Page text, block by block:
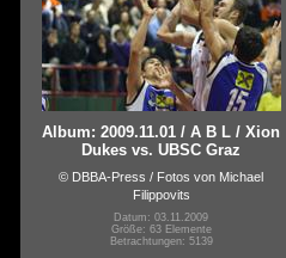
Album: 2009.11.01 / A B L / Xion
Dukes vs. UBSC Graz
© DBBA-Press / Fotos von Michael
Filippovits
Datum: 03.11.2009
Größe: 63 Elemente
Betrachtungen: 5139